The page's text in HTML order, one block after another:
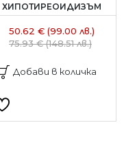
ХИПОТИРЕОИДИЗЪМ
50.62 € (99.00 лв.)
75.93 € (148.51 лв.)
Добави в количка